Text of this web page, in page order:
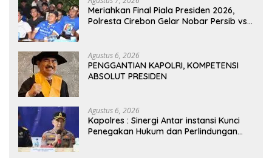
Meriahkan Final Piala Presiden 2026,
Polresta Cirebon Gelar Nobar Persib vs
Agustus 6, 2026
PENGGANTIAN KAPOLRI, KOMPETENSI
ABSOLUT PRESIDEN
Agustus 6, 2026
Kapolres : Sinergi Antar instansi Kunci
Penegakan Hukum dan Perlindungan